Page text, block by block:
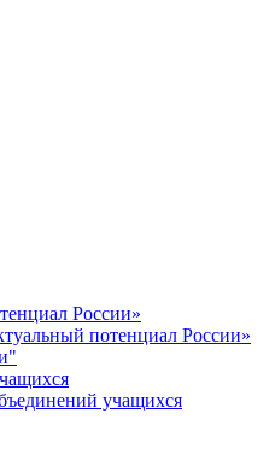
России»
потенциал России»
учащихся